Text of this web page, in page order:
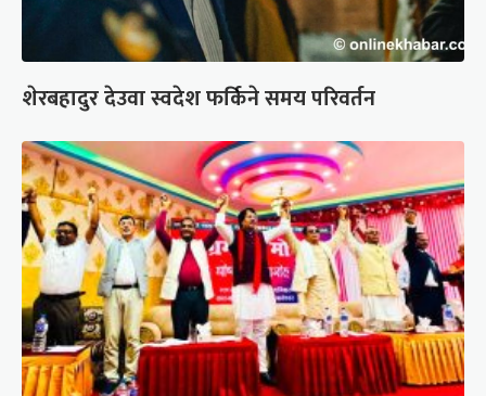
शेरबहादुर देउवा स्वदेश फर्किने समय परिवर्तन